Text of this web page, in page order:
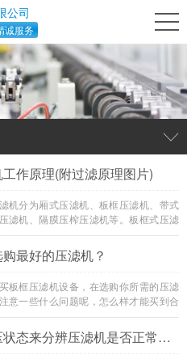
公司
诚服务
作原理(附过滤原理图片)
机分为厢式压滤机、板框压滤机、带式
滤机、隔膜压榨压滤机等。板框式压滤
液两相分离的理想设备，具有轻巧、灵
。下面，中大压滤机为您着重讲述板框
理及内部结构。
最好的压滤机？
板框压滤机设备，在选购你所需的压滤
意一些什么问题呢，怎么样才能买到合
呢？
如何从油压状态来分辨压滤机是否正常运行？